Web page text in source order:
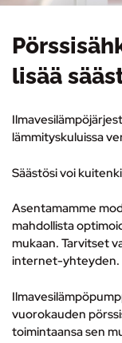
lisää
lämmityskuluissa
Säästösi voi
Asentamamme
mahdollista
mukaan. Tarvitset
internet-yhteyden.
vuorokauden
toimintaansa sen